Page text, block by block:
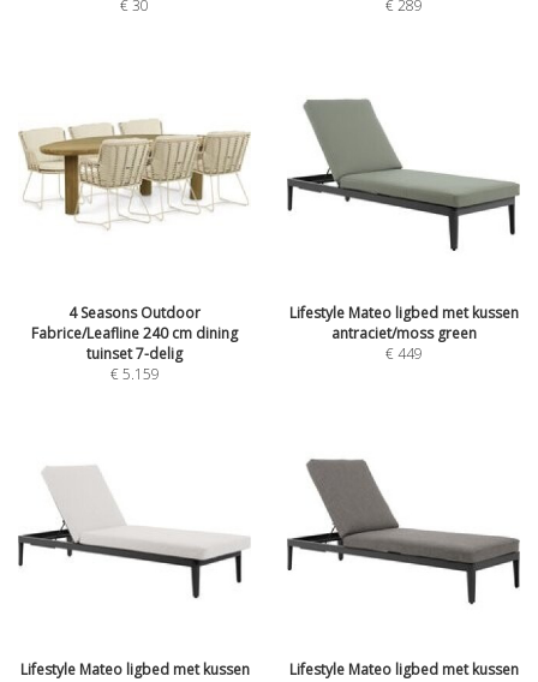
€30
€289
4 Seasons Outdoor
Fabrice/Leafline 240 cm dining
tuinset 7-delig
€5.159
Lifestyle Mateo ligbed met kussen
antraciet/moss green
€449
Lifestyle Mateo ligbed met kussen
Lifestyle Mateo ligbed met kussen